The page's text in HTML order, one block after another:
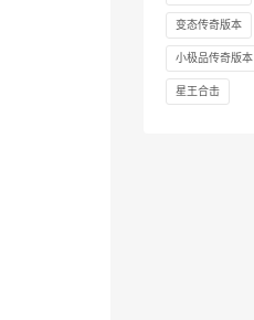
变态传奇版本
小极品传奇版本
星王合击